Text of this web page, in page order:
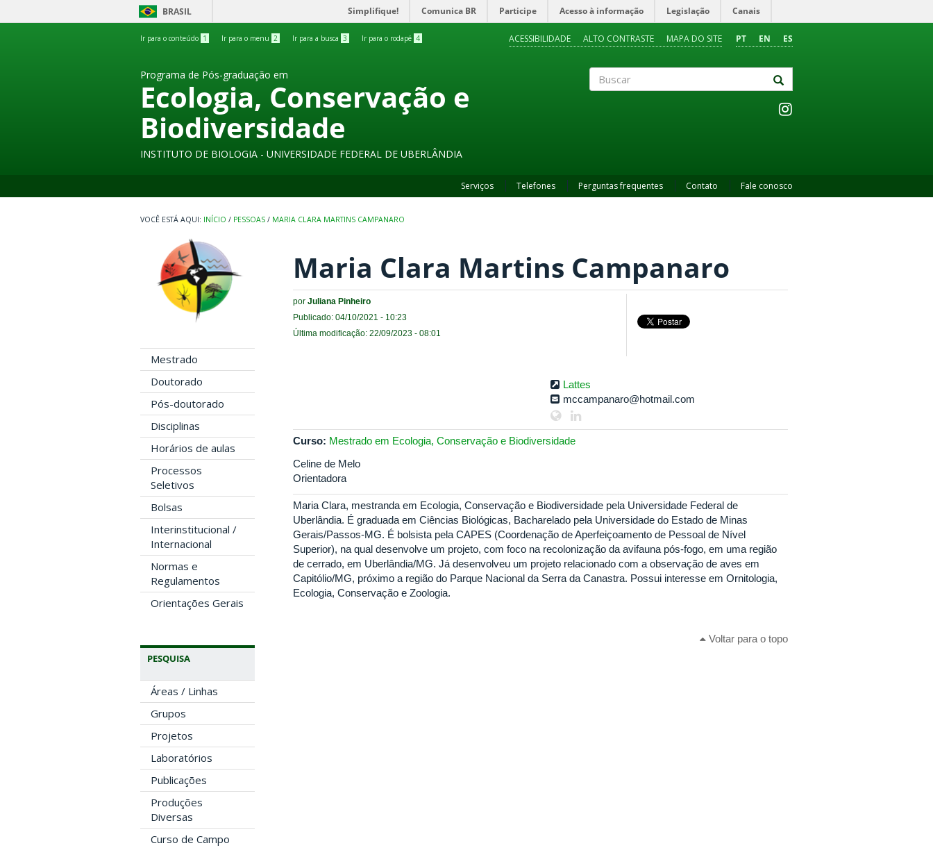
BRASIL Simplifique! Comunica BR Participe Acesso à informação Legislação Canais
Ir para o conteúdo 1 Ir para o menu 2 Ir para a busca 3 Ir para o rodapé 4 PT EN ES
ACESSIBILIDADE ALTO CONTRASTE MAPA DO SITE
Programa de Pós-graduação em
Ecologia, Conservação e
Biodiversidade
INSTITUTO DE BIOLOGIA - UNIVERSIDADE FEDERAL DE UBERLÂNDIA
Serviços Telefones Perguntas frequentes Contato Fale conosco
INÍCIO / PESSOAS / MARIA CLARA MARTINS CAMPANARO
Mestrado
Doutorado
Pós-doutorado
Disciplinas
Horários de aulas
Processos
Seletivos
Bolsas
Interinstitucional /
Internacional
Normas e
Regulamentos
Orientações Gerais
PESQUISA
Áreas / Linhas
Grupos
Projetos
Laboratórios
Publicações
Produções
Diversas
Curso de Campo
Maria Clara Martins Campanaro
por Juliana Pinheiro
Publicado: 04/10/2021 - 10:23
Última modificação: 22/09/2023 - 08:01
Lattes
mccampanaro@hotmail.com
Curso: Mestrado em Ecologia, Conservação e Biodiversidade
Celine de Melo
Orientadora
Maria Clara, mestranda em Ecologia, Conservação e Biodiversidade pela Universidade Federal de
Uberlândia. É graduada em Ciências Biológicas, Bacharelado pela Universidade do Estado de Minas
Gerais/Passos-MG. É bolsista pela CAPES (Coordenação de Aperfeiçoamento de Pessoal de Nível
Superior), na qual desenvolve um projeto, com foco na recolonização da avifauna pós-fogo, em uma região
de cerrado, em Uberlândia/MG. Já desenvolveu um projeto relacionado com a observação de aves em
Capitólio/MG, próximo a região do Parque Nacional da Serra da Canastra. Possui interesse em Ornitologia,
Ecologia, Conservação e Zoologia.
Voltar para o topo